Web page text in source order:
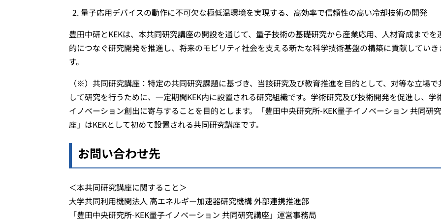
量子応用デバイスの動作に不可欠な極低温環境を実現する、高効率で信頼性の高い冷却技術の開発
豊田中研とKEKは、本共同研究講座の開設を通じて、量子技術の基礎研究から産業応用、人材育成までを
的につなぐ研究開発を推進し、将来のモビリティ社会を支える新たな科学技術基盤の構築に貢献していき
す。
（※）共同研究講座：特定の共同研究課題に基づき、当該研究及び教育推進を目的として、対等な⽴場で
して研究を⾏うために、一定期間KEK内に設置される研究組織です。学術研究及び技術開発を促進し、学
イノベーション創出に寄与することを目的とします。「豊田中央研究所-KEK量子イノベーション 共同研
座」はKEKとして初めて設置される共同研究講座です。
お問い合わせ先
＜本共同研究講座に関すること＞
大学共同利用機関法人 高エネルギー加速器研究機構 外部連携推進部
「豊田中央研究所-KEK量子イノベーション 共同研究講座」運営事務局